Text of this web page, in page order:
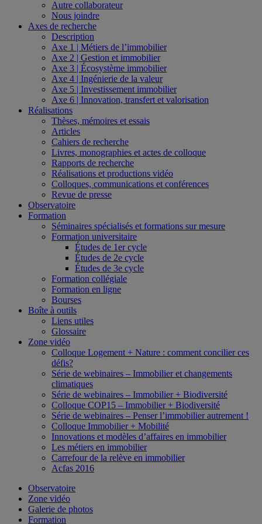
Autre collaborateur
Nous joindre
Axes de recherche
Description
Axe 1 | Métiers de l’immobilier
Axe 2 | Gestion et immobilier
Axe 3 | Écosystème immobilier
Axe 4 | Ingénierie de la valeur
Axe 5 | Investissement immobilier
Axe 6 | Innovation, transfert et valorisation
Réalisations
Thèses, mémoires et essais
Articles
Cahiers de recherche
Livres, monographies et actes de colloque
Rapports de recherche
Réalisations et productions vidéo
Colloques, communications et conférences
Revue de presse
Observatoire
Formation
Séminaires spécialisés et formations sur mesure
Formation universitaire
Études de 1er cycle
Études de 2e cycle
Études de 3e cycle
Formation collégiale
Formation en ligne
Bourses
Boîte à outils
Liens utiles
Glossaire
Zone vidéo
Colloque Logement + Nature : comment concilier ces
défis?
Série de webinaires – Immobilier et changements
climatiques
Série de webinaires – Immobilier + Biodiversité
Colloque COP15 – Immobilier + Biodiversité
Série de webinaires – Penser l’immobilier autrement !
Colloque Immobilier + Mobilité
Innovations et modèles d’affaires en immobilier
Les métiers en immobilier
Carrefour de la relève en immobilier
Acfas 2016
Observatoire
Zone vidéo
Galerie de photos
Formation